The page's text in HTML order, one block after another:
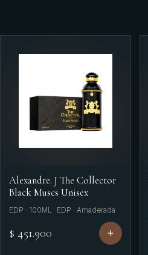
Alexandre. J The Collector
Black Muscs Unisex
EDP · 100ML · EDP · Amaderada
$ 451.900